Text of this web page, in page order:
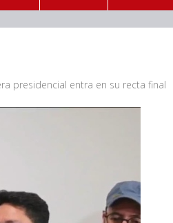
presidencial entra en su recta final